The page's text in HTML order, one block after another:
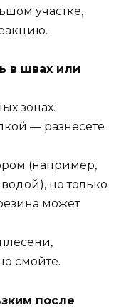
участке,
в швах или
зонах.
— разнесете
(например,
водой), но только
может
смойте.
после